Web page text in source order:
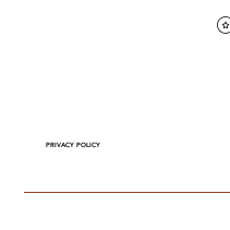
PRIVACY POLICY